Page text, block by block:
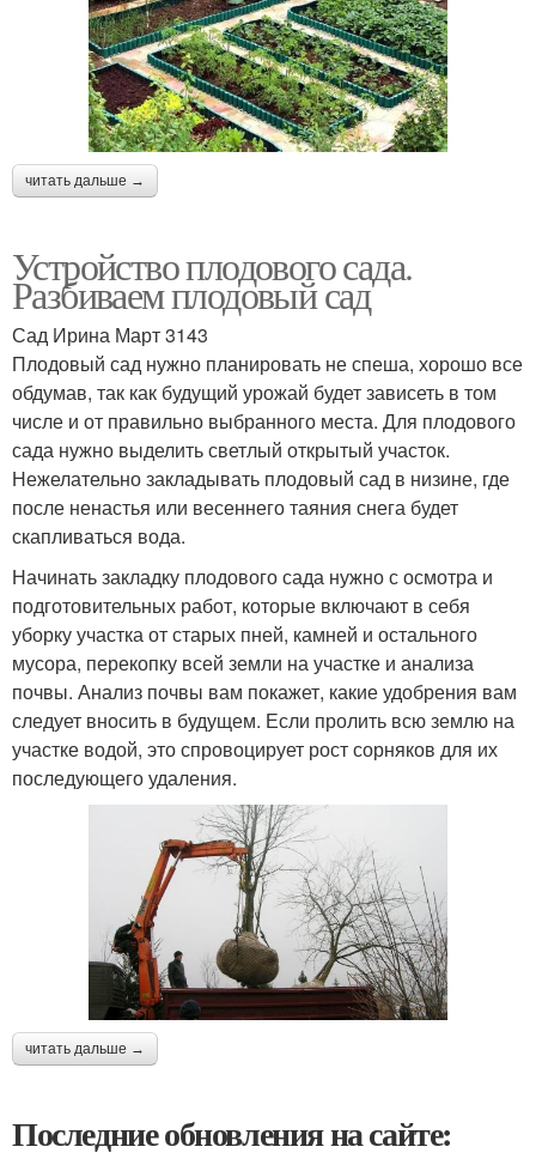
читать дальше →
Устройство плодового сада.
Разбиваем плодовый сад
Сад Ирина Март 3143
Плодовый сад нужно планировать не спеша, хорошо все
обдумав, так как будущий урожай будет зависеть в том
числе и от правильно выбранного места. Для плодового
сада нужно выделить светлый открытый участок.
Нежелательно закладывать плодовый сад в низине, где
после ненастья или весеннего таяния снега будет
скапливаться вода.
Начинать закладку плодового сада нужно с осмотра и
подготовительных работ, которые включают в себя
уборку участка от старых пней, камней и остального
мусора, перекопку всей земли на участке и анализа
почвы. Анализ почвы вам покажет, какие удобрения вам
следует вносить в будущем. Если пролить всю землю на
участке водой, это спровоцирует рост сорняков для их
последующего удаления.
читать дальше →
Последние обновления на сайте: